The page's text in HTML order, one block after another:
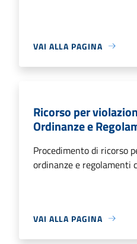
VAI ALLA PAGINA
Ricorso per
Ordinanze e
Procedimento di ricorso
ordinanze e regolamenti
VAI ALLA PAGINA